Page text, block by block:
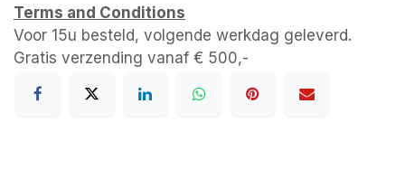
Terms and Conditions
Voor 15u besteld, volgende werkdag geleverd.
Gratis verzending vanaf € 500,-